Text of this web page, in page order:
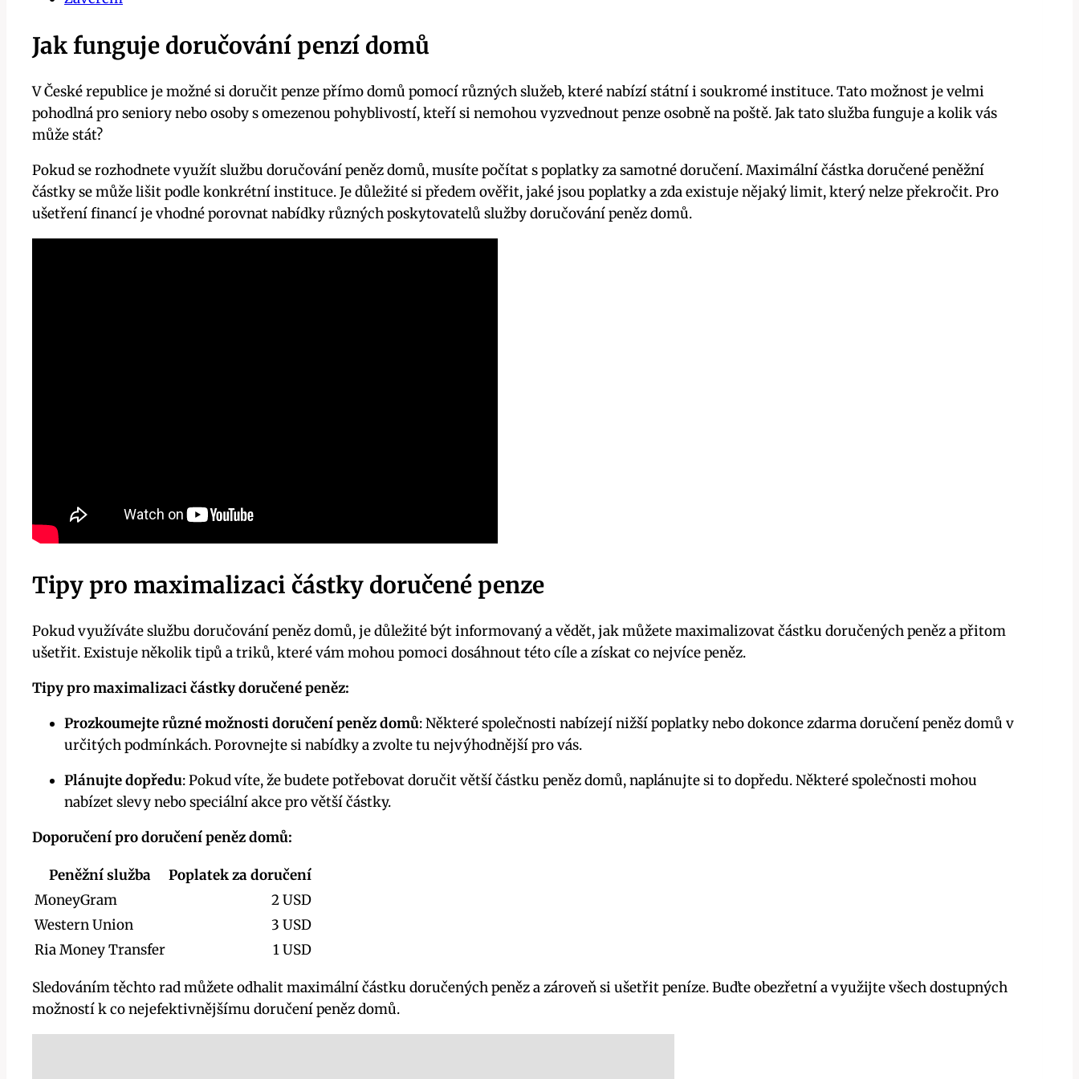
Jak funguje doručování penzí domů
V České republice je možné si doručit penze přímo domů pomocí různých služeb, které nabízí státní i soukromé instituce. Tato možnost je velmi
pohodlná pro seniory nebo osoby s omezenou pohyblivostí, kteří si nemohou vyzvednout penze osobně na poště. Jak tato služba funguje a kolik vás
může stát?
Pokud se rozhodnete využít službu doručování peněz domů, musíte počítat s poplatky za samotné doručení. Maximální částka doručené peněžní
částky se může lišit podle konkrétní instituce. Je důležité si předem ověřit, jaké jsou poplatky a zda existuje nějaký limit, který nelze překročit. Pro
ušetření financí je vhodné porovnat nabídky různých poskytovatelů služby doručování peněz domů.
Tipy pro maximalizaci částky doručené penze
Pokud využíváte službu doručování peněz domů, je důležité být informovaný a vědět, jak můžete maximalizovat částku doručených peněz a přitom
ušetřit. Existuje několik tipů a triků, které vám mohou pomoci dosáhnout této cíle a získat co nejvíce peněz.
Tipy pro maximalizaci částky doručené peněz:
Prozkoumejte různé možnosti doručení peněz domů: Některé společnosti nabízejí nižší poplatky nebo dokonce zdarma doručení peněz domů v
určitých podmínkách. Porovnejte si nabídky a zvolte tu nejvýhodnější pro vás.
Plánujte dopředu: Pokud víte, že budete potřebovat doručit větší částku peněz domů, naplánujte si to dopředu. Některé společnosti mohou
nabízet slevy nebo speciální akce pro větší částky.
Doporučení pro doručení peněz domů:
Peněžní služba
Poplatek za doručení
MoneyGram
2 USD
Western Union
3 USD
Ria Money Transfer
1 USD
Sledováním těchto rad můžete odhalit maximální částku doručených peněz a zároveň si ušetřit peníze. Buďte obezřetní a využijte všech dostupných
možností k co nejefektivnějšímu doručení peněz domů.